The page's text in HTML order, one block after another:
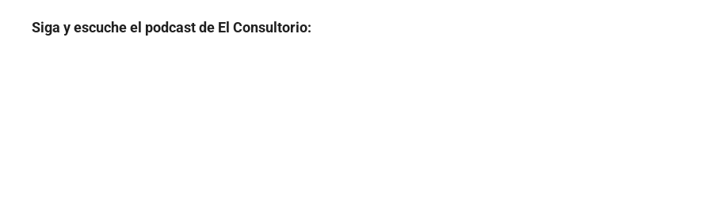
Siga y escuche el podcast de El Consultorio: